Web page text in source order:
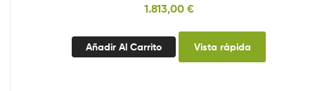
1.813,00 €
Añadir Al Carrito Vista rápida